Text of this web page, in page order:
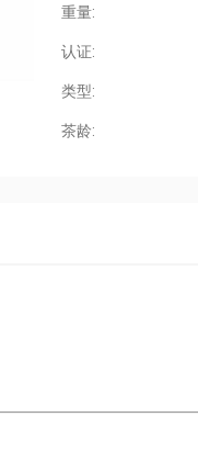
重量:
认证:
类型:
茶龄: